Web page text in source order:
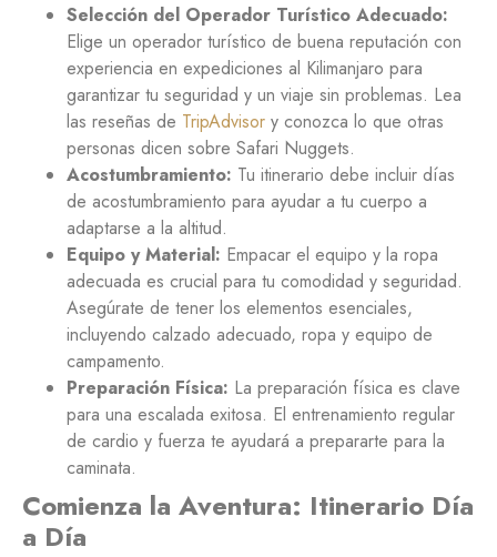
Selección del Operador Turístico Adecuado:
Elige un operador turístico de buena reputación con
experiencia en expediciones al Kilimanjaro para
garantizar tu seguridad y un viaje sin problemas. Lea
las reseñas de TripAdvisor y conozca lo que otras
personas dicen sobre Safari Nuggets.
Acostumbramiento: Tu itinerario debe incluir días
de acostumbramiento para ayudar a tu cuerpo a
adaptarse a la altitud.
Equipo y Material: Empacar el equipo y la ropa
adecuada es crucial para tu comodidad y seguridad.
Asegúrate de tener los elementos esenciales,
incluyendo calzado adecuado, ropa y equipo de
campamento.
Preparación Física: La preparación física es clave
para una escalada exitosa. El entrenamiento regular
de cardio y fuerza te ayudará a prepararte para la
caminata.
Comienza la Aventura: Itinerario Día
a Día